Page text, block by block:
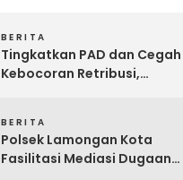
BERITA
Tingkatkan PAD dan Cegah
Kebocoran Retribusi,
Parkir Digital QRIS
BERITA
Polsek Lamongan Kota
Fasilitasi Mediasi Dugaan